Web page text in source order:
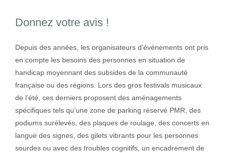
Donnez votre avis !
Depuis des années, les organisateurs d’événements ont pris
en compte les besoins des personnes en situation de
handicap moyennant des subsides de la communauté
française ou des régions. Lors des gros festivals musicaux
de l’été, ces derniers proposent des aménagements
spécifiques tels qu’une zone de parking réservé PMR, des
podiums surélevés, des plaques de roulage, des concerts en
langue des signes, des gilets vibrants pour les personnes
sourdes ou avec des troubles cognitifs, un encadrement de